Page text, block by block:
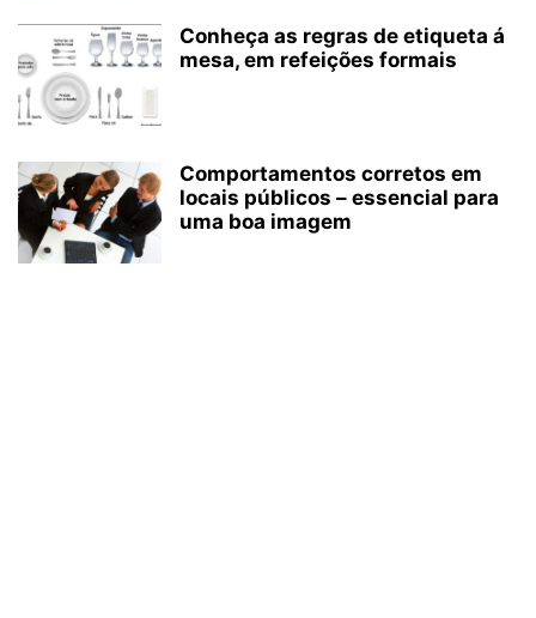
Conheça as regras de etiqueta á
mesa, em refeições formais
Comportamentos corretos em
locais públicos – essencial para
uma boa imagem